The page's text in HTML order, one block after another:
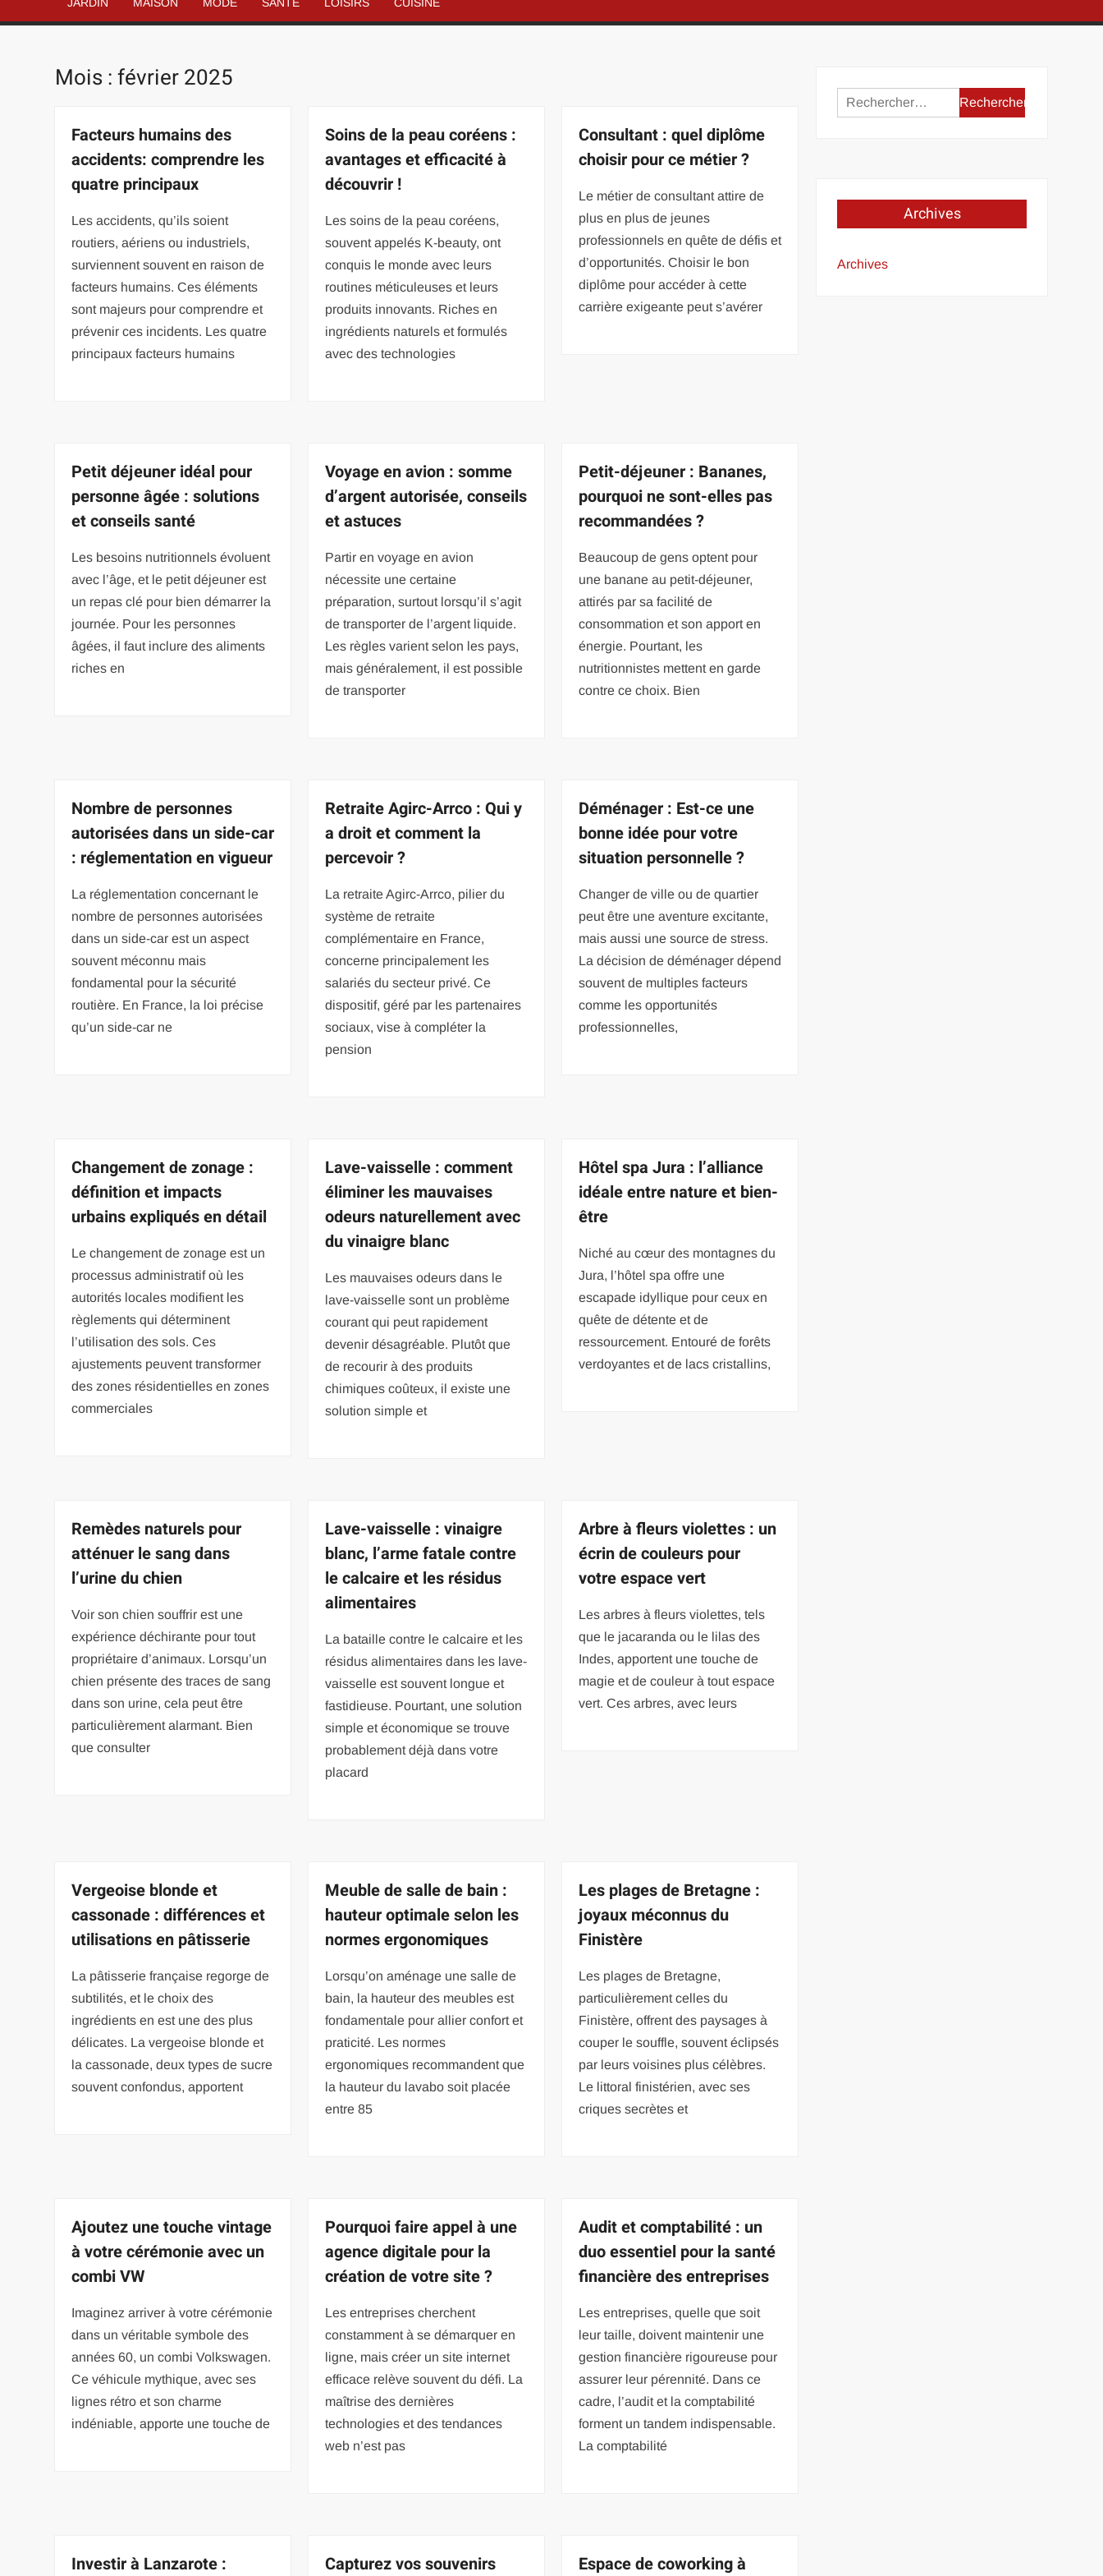
Mois :février 2025
Facteurs humains des
accidents: comprendre les
quatre principaux
Les accidents, qu’ils soient
routiers, aériens ou industriels,
surviennent souvent en raison de
facteurs humains. Ces éléments
sont majeurs pour comprendre et
prévenir ces incidents. Les quatre
principaux facteurs humains
Soins de la peau coréens :
avantages et efficacité à
découvrir !
Les soins de la peau coréens,
souvent appelés K-beauty, ont
conquis le monde avec leurs
routines méticuleuses et leurs
produits innovants. Riches en
ingrédients naturels et formulés
avec des technologies
Consultant : quel diplôme
choisir pour ce métier ?
Le métier de consultant attire de
plus en plus de jeunes
professionnels en quête de défis et
d’opportunités. Choisir le bon
diplôme pour accéder à cette
carrière exigeante peut s’avérer
Petit déjeuner idéal pour
personne âgée : solutions
et conseils santé
Les besoins nutritionnels évoluent
avec l’âge, et le petit déjeuner est
un repas clé pour bien démarrer la
journée. Pour les personnes
âgées, il faut inclure des aliments
riches en
Voyage en avion : somme
d’argent autorisée, conseils
et astuces
Partir en voyage en avion
nécessite une certaine
préparation, surtout lorsqu’il s’agit
de transporter de l’argent liquide.
Les règles varient selon les pays,
mais généralement, il est possible
de transporter
Petit-déjeuner : Bananes,
pourquoi ne sont-elles pas
recommandées ?
Beaucoup de gens optent pour
une banane au petit-déjeuner,
attirés par sa facilité de
consommation et son apport en
énergie. Pourtant, les
nutritionnistes mettent en garde
contre ce choix. Bien
Nombre de personnes
autorisées dans un side-car
: réglementation en vigueur
La réglementation concernant le
nombre de personnes autorisées
dans un side-car est un aspect
souvent méconnu mais
fondamental pour la sécurité
routière. En France, la loi précise
qu’un side-car ne
Retraite Agirc-Arrco : Qui y
a droit et comment la
percevoir ?
La retraite Agirc-Arrco, pilier du
système de retraite
complémentaire en France,
concerne principalement les
salariés du secteur privé. Ce
dispositif, géré par les partenaires
sociaux, vise à compléter la
pension
Déménager : Est-ce une
bonne idée pour votre
situation personnelle ?
Changer de ville ou de quartier
peut être une aventure excitante,
mais aussi une source de stress.
La décision de déménager dépend
souvent de multiples facteurs
comme les opportunités
professionnelles,
Changement de zonage :
définition et impacts
urbains expliqués en détail
Le changement de zonage est un
processus administratif où les
autorités locales modifient les
règlements qui déterminent
l’utilisation des sols. Ces
ajustements peuvent transformer
des zones résidentielles en zones
commerciales
Lave-vaisselle : comment
éliminer les mauvaises
odeurs naturellement avec
du vinaigre blanc
Les mauvaises odeurs dans le
lave-vaisselle sont un problème
courant qui peut rapidement
devenir désagréable. Plutôt que
de recourir à des produits
chimiques coûteux, il existe une
solution simple et
Hôtel spa Jura : l’alliance
idéale entre nature et bien-
être
Niché au cœur des montagnes du
Jura, l’hôtel spa offre une
escapade idyllique pour ceux en
quête de détente et de
ressourcement. Entouré de forêts
verdoyantes et de lacs cristallins,
Remèdes naturels pour
atténuer le sang dans
l’urine du chien
Voir son chien souffrir est une
expérience déchirante pour tout
propriétaire d’animaux. Lorsqu’un
chien présente des traces de sang
dans son urine, cela peut être
particulièrement alarmant. Bien
que consulter
Lave-vaisselle : vinaigre
blanc, l’arme fatale contre
le calcaire et les résidus
alimentaires
La bataille contre le calcaire et les
résidus alimentaires dans les lave-
vaisselle est souvent longue et
fastidieuse. Pourtant, une solution
simple et économique se trouve
probablement déjà dans votre
placard
Arbre à fleurs violettes : un
écrin de couleurs pour
votre espace vert
Les arbres à fleurs violettes, tels
que le jacaranda ou le lilas des
Indes, apportent une touche de
magie et de couleur à tout espace
vert. Ces arbres, avec leurs
Vergeoise blonde et
cassonade : différences et
utilisations en pâtisserie
La pâtisserie française regorge de
subtilités, et le choix des
ingrédients en est une des plus
délicates. La vergeoise blonde et
la cassonade, deux types de sucre
souvent confondus, apportent
Meuble de salle de bain :
hauteur optimale selon les
normes ergonomiques
Lorsqu’on aménage une salle de
bain, la hauteur des meubles est
fondamentale pour allier confort et
praticité. Les normes
ergonomiques recommandent que
la hauteur du lavabo soit placée
entre 85
Les plages de Bretagne :
joyaux méconnus du
Finistère
Les plages de Bretagne,
particulièrement celles du
Finistère, offrent des paysages à
couper le souffle, souvent éclipsés
par leurs voisines plus célèbres.
Le littoral finistérien, avec ses
criques secrètes et
Ajoutez une touche vintage
à votre cérémonie avec un
combi VW
Imaginez arriver à votre cérémonie
dans un véritable symbole des
années 60, un combi Volkswagen.
Ce véhicule mythique, avec ses
lignes rétro et son charme
indéniable, apporte une touche de
Pourquoi faire appel à une
agence digitale pour la
création de votre site ?
Les entreprises cherchent
constamment à se démarquer en
ligne, mais créer un site internet
efficace relève souvent du défi. La
maîtrise des dernières
technologies et des tendances
web n’est pas
Audit et comptabilité : un
duo essentiel pour la santé
financière des entreprises
Les entreprises, quelle que soit
leur taille, doivent maintenir une
gestion financière rigoureuse pour
assurer leur pérennité. Dans ce
cadre, l’audit et la comptabilité
forment un tandem indispensable.
La comptabilité
Investir à Lanzarote : Capturez vos souvenirs Espace de coworking à
Rechercher :
Archives
Archives